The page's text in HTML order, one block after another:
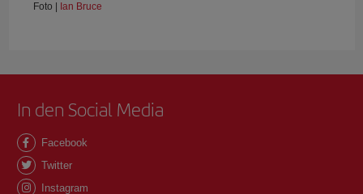
Foto | Ian Bruce
In den Social Media
Facebook
Twitter
Instagram